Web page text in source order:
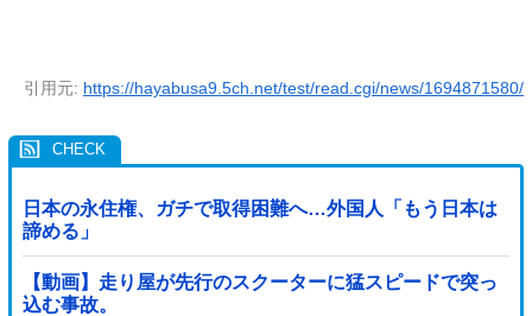
引用元: https://hayabusa9.5ch.net/test/read.cgi/news/1694871580/
日本の永住権、ガチで取得困難へ…外国人「もう日本は
諦める」
【動画】走り屋が先行のスクーターに猛スピードで突っ
込む事故。